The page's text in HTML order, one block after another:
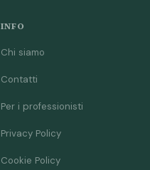
INFO
Chi siamo
Contatti
Per i professionisti
Privacy Policy
Cookie Policy